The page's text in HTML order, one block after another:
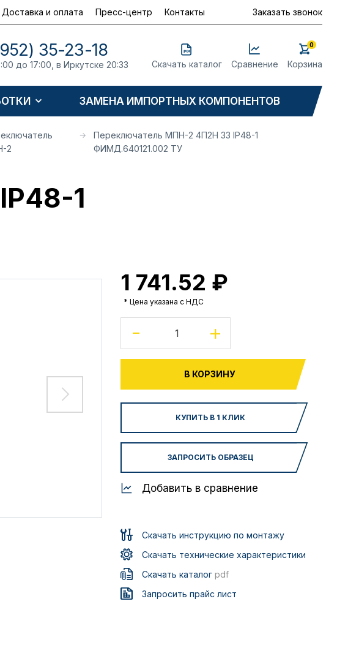
Доставка и оплата Пресс-центр Контакты Заказать звонок
35-23-18
до 17:00, в Иркутске 20:33 Скачать каталог Сравнение Корзина
0
ЗАМЕНА ИМПОРТНЫХ КОМПОНЕНТОВ
2
Переключатель МПН-2 4П2Н 33 IP48-1
ФИМД.640121.002 ТУ
1
1 741.52 ₽
* Цена указана с НДС
- +
В КОРЗИНУ
КУПИТЬ В 1 КЛИК
ЗАПРОСИТЬ ОБРАЗЕЦ
Добавить в сравнение
Скачать инструкцию по монтажу
Скачать технические характеристики
Скачать каталог pdf
Запросить прайс лист